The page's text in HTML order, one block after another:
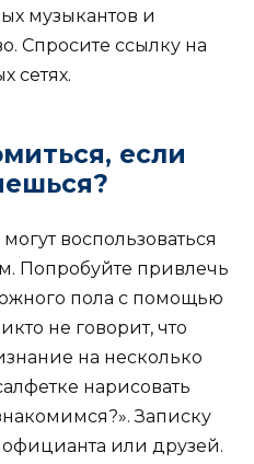
музыкантов и
Спросите ссылку на
сетях.
если
воспользоваться
Попробуйте привлечь
пола с помощью
не говорит, что
на несколько
нарисовать
Записку
или друзей.